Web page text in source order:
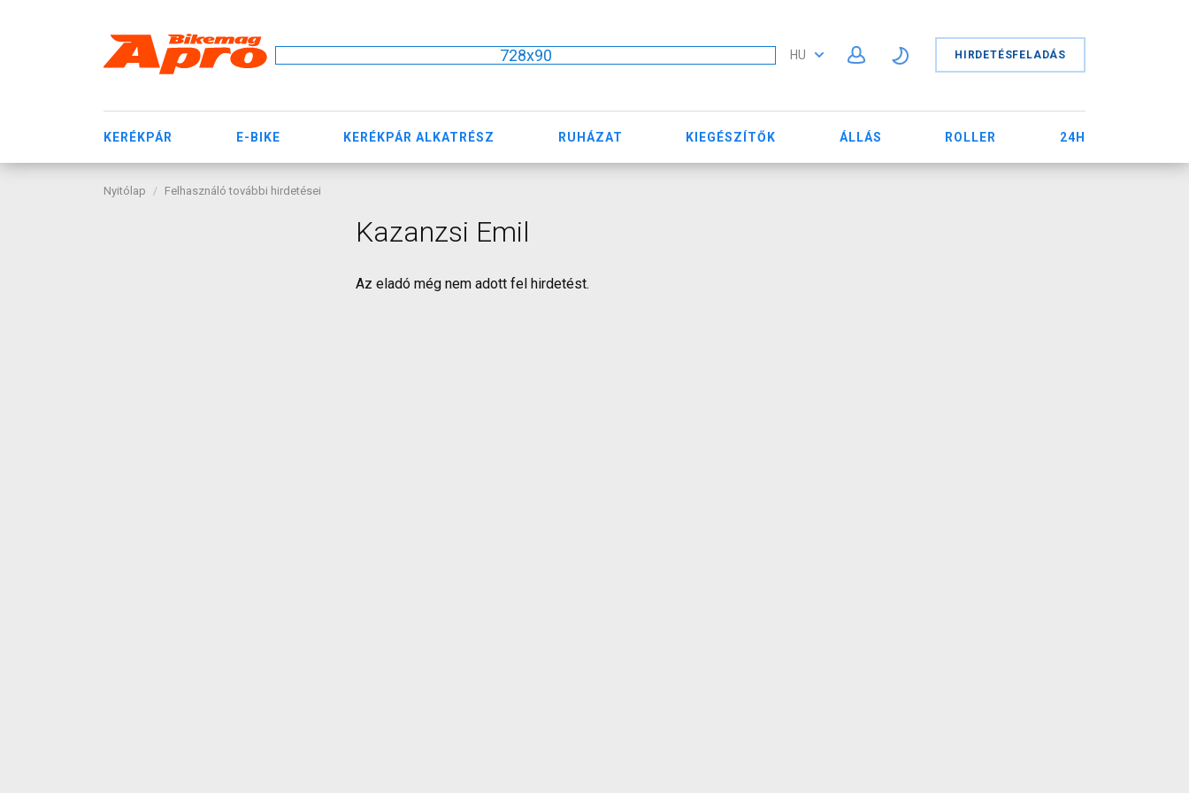
728x90 HU HIRDETÉSFELADÁS
KERÉKPÁR E-BIKE KERÉKPÁR ALKATRÉSZ RUHÁZAT KIEGÉSZÍTŐK ÁLLÁS ROLLER 24H
Nyitólap Felhasználó további hirdetései
Kazanzsi Emil
Az eladó még nem adott fel hirdetést.